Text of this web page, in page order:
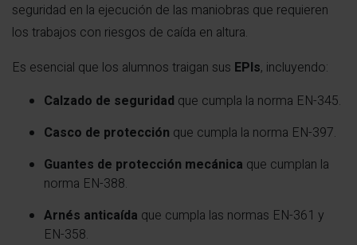
seguridad en la ejecución de las maniobras que requieren
los trabajos con riesgos de caída en altura.
Es esencial que los alumnos traigan sus EPIs, incluyendo:
Calzado de seguridad que cumpla la norma EN-345.
Casco de protección que cumpla la norma EN-397.
Guantes de protección mecánica que cumplan la
norma EN-388.
Arnés anticaída que cumpla las normas EN-361 y
EN-358.